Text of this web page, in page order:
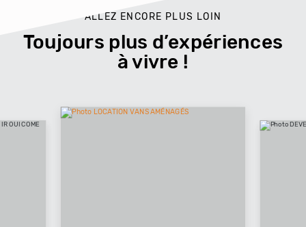
ALLEZ ENCORE PLUS LOIN
Toujours plus d’expériences
à vivre !